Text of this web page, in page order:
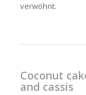
verwöhnt.
Coconut
and cassis